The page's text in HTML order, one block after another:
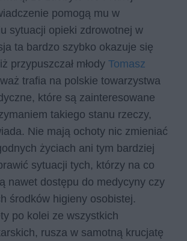
pomogą mu w
sytuacji opieki zdrowotnej w
ta bardzo szybko okazuje się
przypuszczał młody Tomasz
trafia na polskie towarzystwa
które są zainteresowane
takiego stanu rzeczy,
Nie mają ochoty nic zmieniać
życiach ani tym bardziej
sytuacji tych, którzy na co
nawet dostępu do medycyny czy
środków higieny osobistej.
po kolei ze wszystkich
rusza w samotną krucjatę